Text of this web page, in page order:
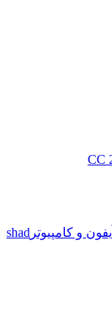
و کامپیوتر shad